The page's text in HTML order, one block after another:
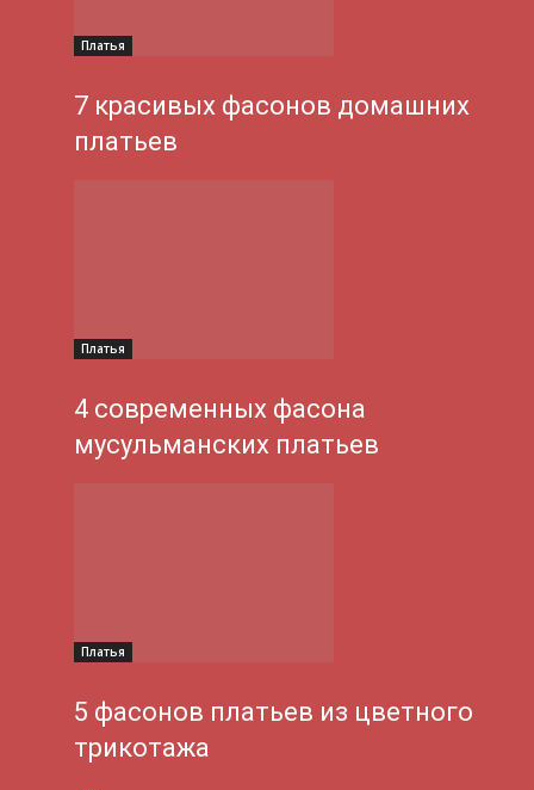
Платья
7 красивых фасонов домашних
платьев
Платья
4 современных фасона
мусульманских платьев
Платья
5 фасонов платьев из цветного
трикотажа